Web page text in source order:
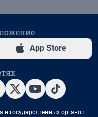
App Store
государственных органов